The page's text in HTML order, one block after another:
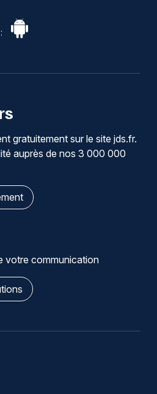
gratuitement sur le site jds.fr.
auprès de nos 3 000 000
votre communication